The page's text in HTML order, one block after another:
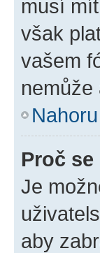
musí
však
vašem
Nahoru
Proč
Je
aby